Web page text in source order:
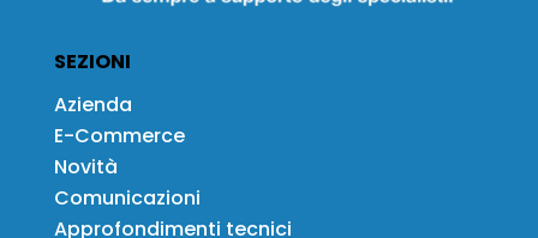
SEZIONI
Azienda
E-Commerce
Novità
Comunicazioni
Approfondimenti tecnici